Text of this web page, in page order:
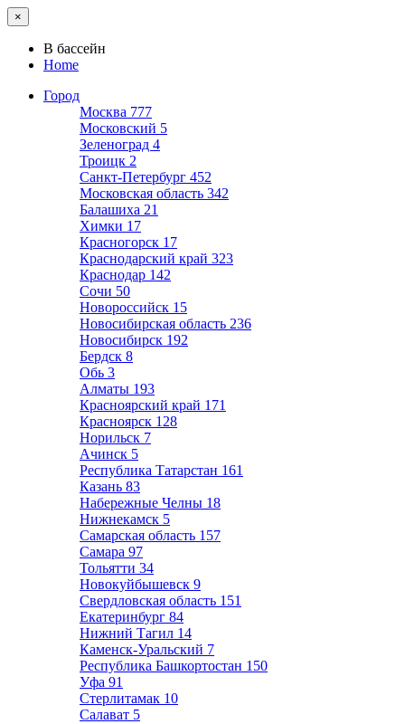
×
В бассейн
Home
Город
Москва 777
Московский 5
Зеленоград 4
Троицк 2
Санкт-Петербург 452
Московская область 342
Балашиха 21
Химки 17
Красногорск 17
Краснодарский край 323
Краснодар 142
Сочи 50
Новороссийск 15
Новосибирская область 236
Новосибирск 192
Бердск 8
Обь 3
Алматы 193
Красноярский край 171
Красноярск 128
Норильск 7
Ачинск 5
Республика Татарстан 161
Казань 83
Набережные Челны 18
Нижнекамск 5
Самарская область 157
Самара 97
Тольятти 34
Новокуйбышевск 9
Свердловская область 151
Екатеринбург 84
Нижний Тагил 14
Каменск-Уральский 7
Республика Башкортостан 150
Уфа 91
Стерлитамак 10
Салават 5